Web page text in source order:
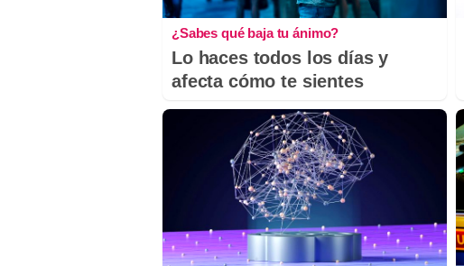
¿Sabes qué baja tu ánimo?
Lo haces todos los días y
afecta cómo te sientes